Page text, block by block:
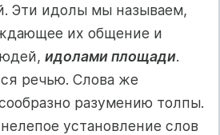
Эти идолы мы называем,
их общение и
идолами площади.
речью. Слова же
разумению толпы.
установление слов